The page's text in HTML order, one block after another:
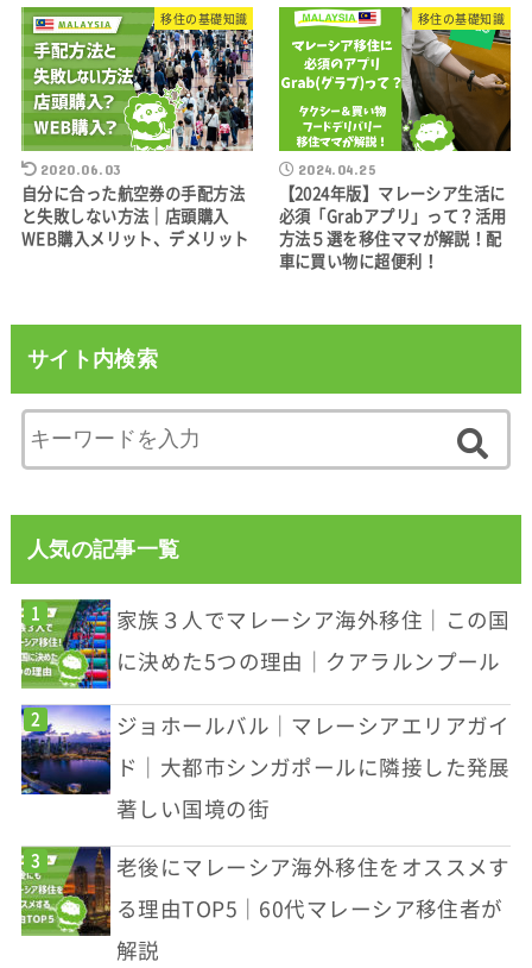
移住の基礎知識
2020.06.03
自分に合った航空券の手配方法
と失敗しない方法｜店頭購入
WEB購入メリット、デメリット
移住の基礎知識
2024.04.25
【2024年版】マレーシア生活に
必須「Grabアプリ」って？活用
方法５選を移住ママが解説！配
車に買い物に超便利！
サイト内検索
人気の記事一覧
家族３人でマレーシア海外移住｜この国
に決めた5つの理由｜クアラルンプール
ジョホールバル｜マレーシアエリアガイ
ド｜大都市シンガポールに隣接した発展
著しい国境の街
老後にマレーシア海外移住をオススメす
る理由TOP5｜60代マレーシア移住者が
解説